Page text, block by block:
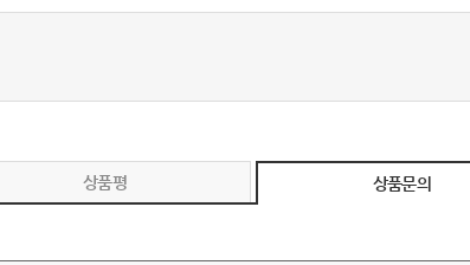
AP-100125
상품평 상품문의